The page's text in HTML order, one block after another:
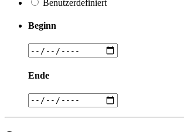
Benutzerdefiniert
Beginn
Ende